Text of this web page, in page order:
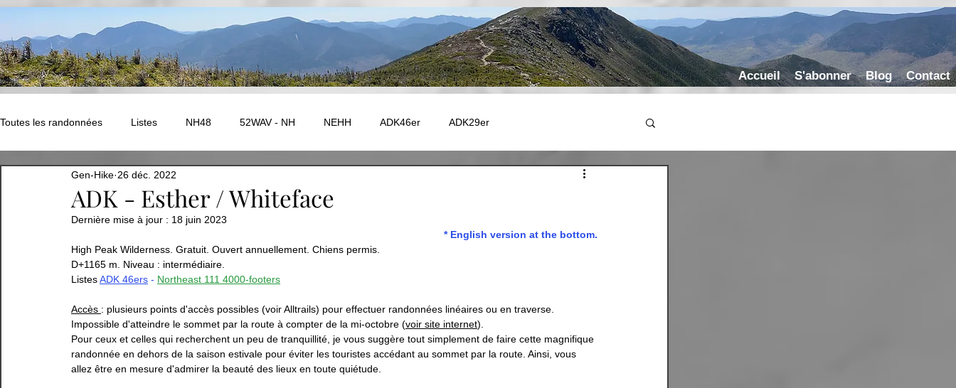
Accueil S'abonner Blog Contact
Toutes les randonnées Listes NH48 52WAV - NH NEHH ADK46er ADK29er
NEK Challenge - Vermont ADK - Autres Fire Tower
EUROPE - TMB EUROPE - GR5
Gaspésie Lanaudière Laurentides Mauricie Montérégie
ADK - Esther / Whiteface
Gen-Hike 26 déc. 2022
Dernière mise à jour : 18 juin 2023
* English version at the bottom.
High Peak Wilderness. Gratuit. Ouvert annuellement. Chiens permis.
D+1165 m. Niveau : intermédiaire.
ListesADK 46ers - Northeast 111 4000-footers
Accès : plusieurs points d'accès possibles (voir Alltrails) pour effectuer randonnées linéaires ou en traverse.
Impossible d'atteindre le sommet par la route à compter de la mi-octobre (voir site internet).
Pour ceux et celles qui recherchent un peu de tranquillité, je vous suggère tout simplement de faire cette magnifique
randonnée en dehors de la saison estivale pour éviter les touristes accédant au sommet par la route. Ainsi, vous
allez être en mesure d'admirer la beauté des lieux en toute quiétude.